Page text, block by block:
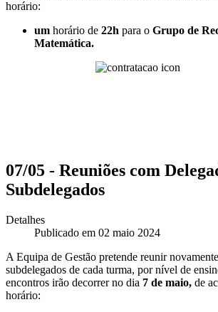
horário:
um horário de 22h para o Grupo de
Matemática.
07/05 - Reuniões com
Subdelegados
Detalhes
Publicado em 02 maio 2024
A Equipa de Gestão pretende reunir
subdelegados de cada turma, por nível de
encontros irão decorrer no dia 7 de maio, de
horário: